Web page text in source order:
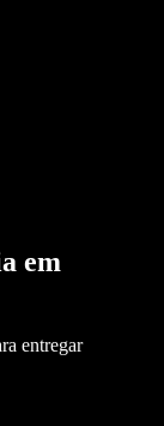
em
entregar